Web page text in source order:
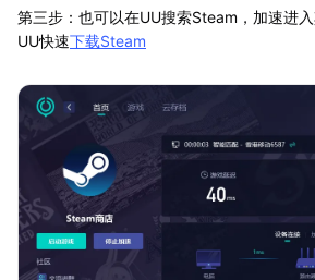
第三步：也可以在UU搜索Steam，加速进
UU快速下载Steam